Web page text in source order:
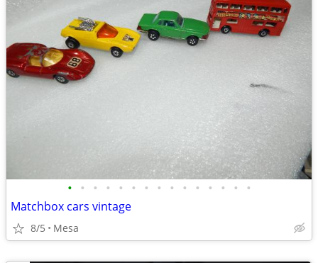
• • • • • • • • • • • • • • •
Matchbox cars vintage
8/5 Mesa